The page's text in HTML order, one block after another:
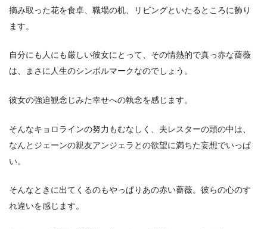
摘み取った花を食卓、職場の机、リビングといたるところに飾り
ます。
自分にも人にも厳しい彼女にとって、その情熱的で真っ赤な薔薇
は、まさに人生のシンボルマークなのでしょう。
彼女の強迫観念じみた幸せへの執念を感じます。
そんなキョロラインの努力もむなしく、夫レスターの頭の中は、
なんとジェーンの親友アンジェラとの欲望に満ちた妄想でいっぱ
い。
そんなときに出てくるのもやっぱりあの赤い薔薇。彼らの心のす
れ違いを感じます。